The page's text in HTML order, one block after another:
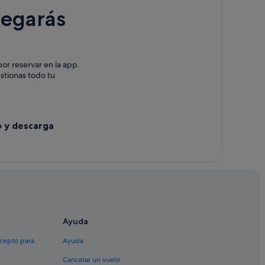
reservar en la app.
todo tu
y descarga
para
Ayuda
Ayuda
Cancelar un vuelo